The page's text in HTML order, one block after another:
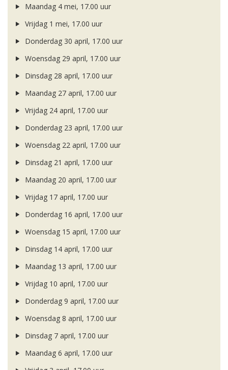
Maandag 4 mei, 17.00 uur
Vrijdag 1 mei, 17.00 uur
Donderdag 30 april, 17.00 uur
Woensdag 29 april, 17.00 uur
Dinsdag 28 april, 17.00 uur
Maandag 27 april, 17.00 uur
Vrijdag 24 april, 17.00 uur
Donderdag 23 april, 17.00 uur
Woensdag 22 april, 17.00 uur
Dinsdag 21 april, 17.00 uur
Maandag 20 april, 17.00 uur
Vrijdag 17 april, 17.00 uur
Donderdag 16 april, 17.00 uur
Woensdag 15 april, 17.00 uur
Dinsdag 14 april, 17.00 uur
Maandag 13 april, 17.00 uur
Vrijdag 10 april, 17.00 uur
Donderdag 9 april, 17.00 uur
Woensdag 8 april, 17.00 uur
Dinsdag 7 april, 17.00 uur
Maandag 6 april, 17.00 uur